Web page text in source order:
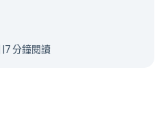
|7 分鐘閱讀